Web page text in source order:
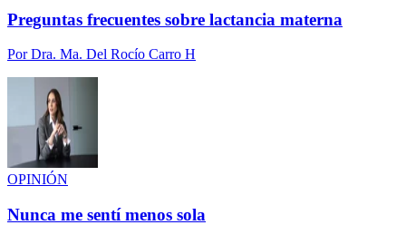
Preguntas frecuentes sobre lactancia materna
PorDra. Ma. Del Rocío Carro H
OPINIÓN
Nunca me sentí menos sola